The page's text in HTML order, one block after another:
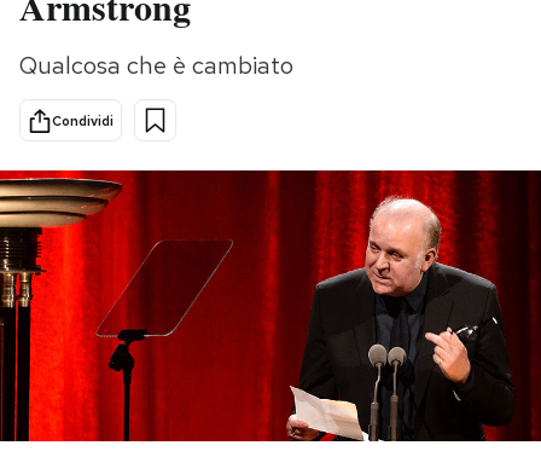
Politica
Tecnologia
Internet
Scienza
Cultura
Economia
Sport
Europa
Altrecose
Mondiali calcio 2026
PODCAST
NEWSLETTER
Qualcosa che è cambiato
Condividi